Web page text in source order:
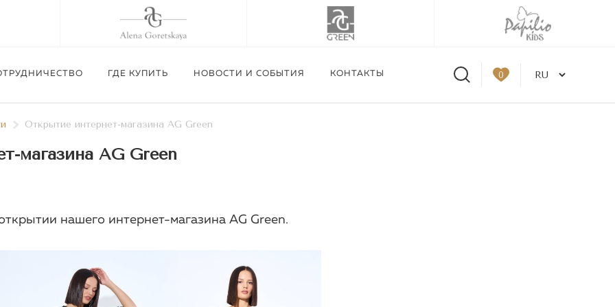
Подробнее
ГДЕ КУПИТЬ НОВОСТИ И СОБЫТИЯ КОНТАКТЫ 0
Открытие интернет-магазина AG Green
магазина AG Green
нашего интернет-магазина AG Green.